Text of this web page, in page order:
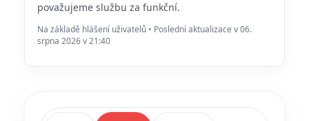
považujeme službu za funkční.
Na základě hlášení uživatelů • Poslední aktualizace v 06.
srpna 2026 v 21:40